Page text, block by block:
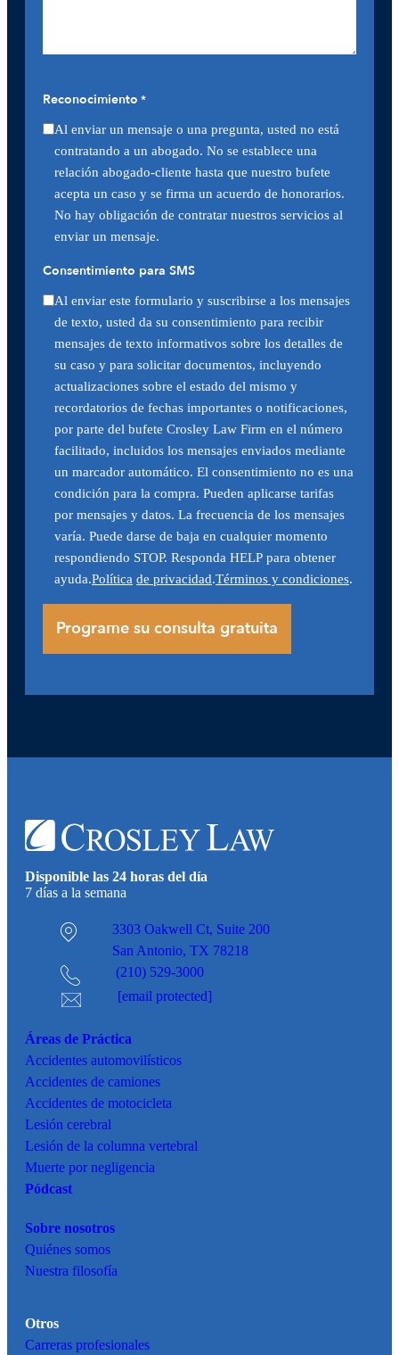
Reconocimiento *
Al enviar un mensaje o una pregunta, usted no está
contratando a un abogado. No se establece una
relación abogado-cliente hasta que nuestro bufete
acepta un caso y se firma un acuerdo de honorarios.
No hay obligación de contratar nuestros servicios al
enviar un mensaje.
Consentimiento para SMS
Al enviar este formulario y suscribirse a los mensajes
de texto, usted da su consentimiento para recibir
mensajes de texto informativos sobre los detalles de
su caso y para solicitar documentos, incluyendo
actualizaciones sobre el estado del mismo y
recordatorios de fechas importantes o notificaciones,
por parte del bufete Crosley Law Firm en el número
facilitado, incluidos los mensajes enviados mediante
un marcador automático. El consentimiento no es una
condición para la compra. Pueden aplicarse tarifas
por mensajes y datos. La frecuencia de los mensajes
varía. Puede darse de baja en cualquier momento
respondiendo STOP. Responda HELP para obtener
ayuda.Política de privacidad.Términos y condiciones.
Disponible las 24 horas del día
7 días a la semana
3303 Oakwell Ct, Suite 200
San Antonio, TX 78218
(210) 529-3000
[email protected]
Áreas de Práctica
Accidentes automovilísticos
Accidentes de camiones
Accidentes de motocicleta
Lesión cerebral
Lesión de la columna vertebral
Muerte por negligencia
Pódcast
Sobre nosotros
Quiénes somos
Nuestra filosofía
Otros
Carreras profesionales